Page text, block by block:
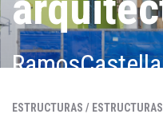
Eloisa Ramos
ESTRUCTURAS /